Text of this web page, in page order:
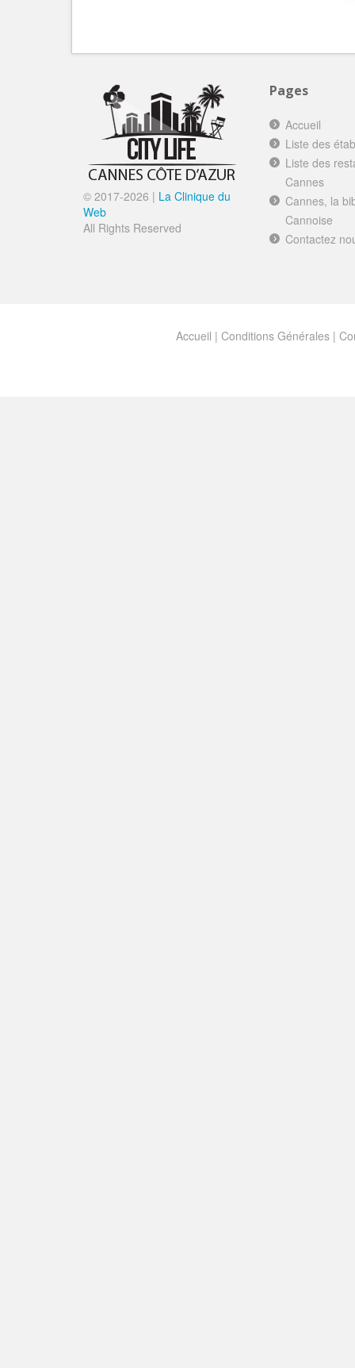
© 2017-2026 | La Clinique du
Web
All Rights Reserved
Pages
Accueil
Liste des
Liste des
Cannes
Cannes, la
Cannoise
Contactez
Accueil | Conditions Générales|